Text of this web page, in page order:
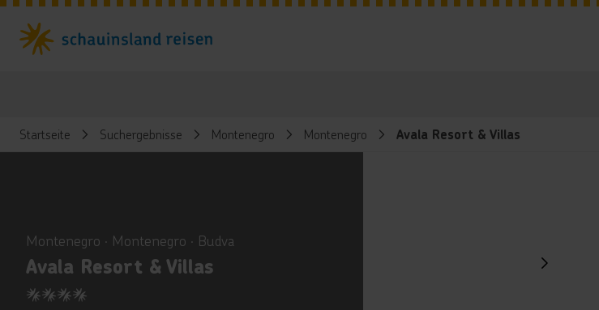
Startseite Suchergebnisse Montenegro Montenegro Avala Resort & Villas
Montenegro ∙ Montenegro ∙ Budva
Avala Resort & Villas
4